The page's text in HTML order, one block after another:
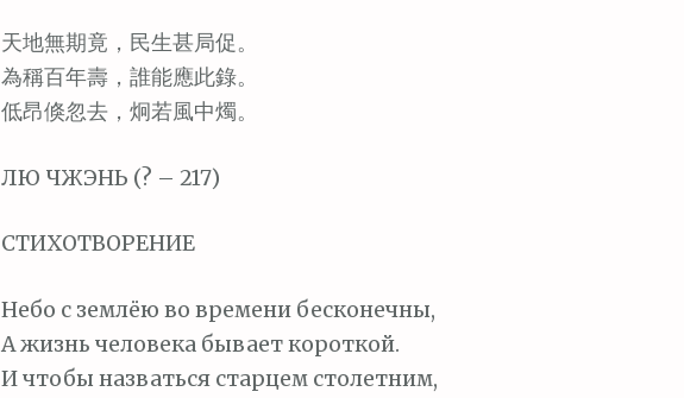
天地無期竟，民生甚局促。
為稱百年壽，誰能應此錄。
低昂倏忽去，炯若風中燭。
ЛЮ ЧЖЭНЬ (? – 217)
СТИХОТВОРЕНИЕ
Небо с землёю во времени бесконечны,
А жизнь человека бывает короткой.
И чтобы назваться старцем столетним,